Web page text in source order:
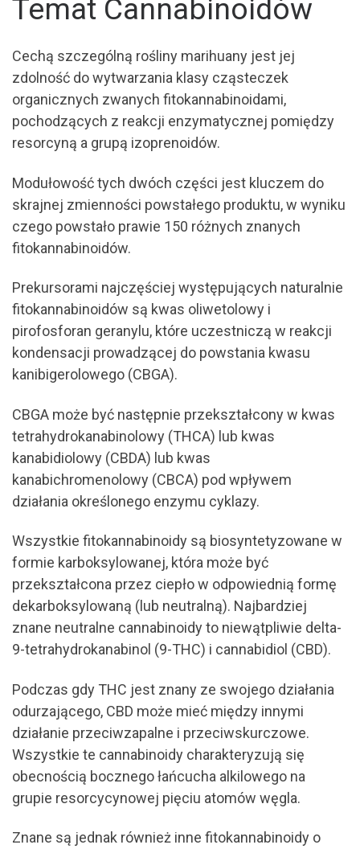
Temat Cannabinoidów
Cechą szczególną rośliny marihuany jest jej
zdolność do wytwarzania klasy cząsteczek
organicznych zwanych fitokannabinoidami,
pochodzących z reakcji enzymatycznej pomiędzy
resorcyną a grupą izoprenoidów.
Modułowość tych dwóch części jest kluczem do
skrajnej zmienności powstałego produktu, w wyniku
czego powstało prawie 150 różnych znanych
fitokannabinoidów.
Prekursorami najczęściej występujących naturalnie
fitokannabinoidów są kwas oliwetolowy i
pirofosforan geranylu, które uczestniczą w reakcji
kondensacji prowadzącej do powstania kwasu
kanibigerolowego (CBGA).
CBGA może być następnie przekształcony w kwas
tetrahydrokanabinolowy (THCA) lub kwas
kanabidiolowy (CBDA) lub kwas
kanabichromenolowy (CBCA) pod wpływem
działania określonego enzymu cyklazy.
Wszystkie fitokannabinoidy są biosyntetyzowane w
formie karboksylowanej, która może być
przekształcona przez ciepło w odpowiednią formę
dekarboksylowaną (lub neutralną). Najbardziej
znane neutralne cannabinoidy to niewątpliwie delta-
9-tetrahydrokanabinol (9-THC) i cannabidiol (CBD).
Podczas gdy THC jest znany ze swojego działania
odurzającego, CBD może mieć między innymi
działanie przeciwzapalne i przeciwskurczowe.
Wszystkie te cannabinoidy charakteryzują się
obecnością bocznego łańcucha alkilowego na
grupie resorcycynowej pięciu atomów węgla.
Znane są jednak również inne fitokannabinoidy o